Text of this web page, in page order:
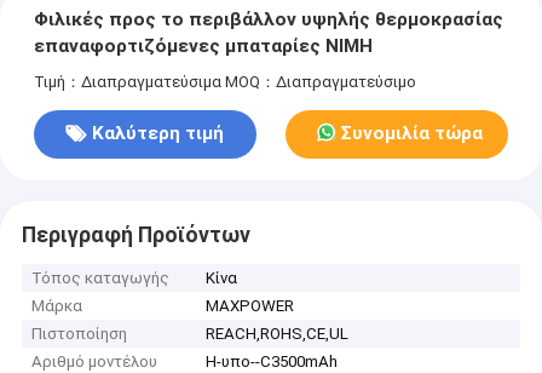
Φιλικές προς το περιβάλλον υψηλής θερμοκρασίας
επαναφορτιζόμενες μπαταρίες NIMH
Τιμή：Διαπραγματεύσιμα MOQ：Διαπραγματεύσιμο
Καλύτερη τιμή Συνομιλία τώρα
Περιγραφή Προϊόντων
Τόπος καταγωγής
Κίνα
Μάρκα
MAXPOWER
Πιστοποίηση
REACH,ROHS,CE,UL
Αριθμό μοντέλου
H-υπο--C3500mAh